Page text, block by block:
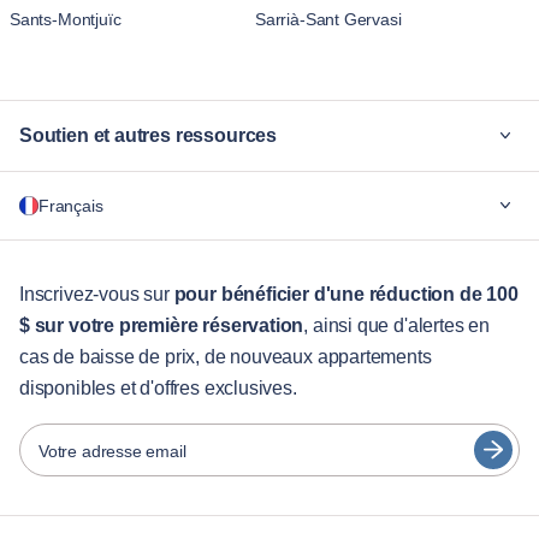
Sants-Montjuïc
Sarrià-Sant Gervasi
Soutien et autres ressources
Pour les entreprises
Services aux visiteurs
Guides des villes
Partenaires
Opérateurs de location de meubles
Propriétaires
Partenaires de franchise
Français
English
Português
Español
Français
Türkçe
Inscrivez-vous sur pour bénéficier d'une réduction de 100
$ sur votre première réservation, ainsi que d'alertes en
cas de baisse de prix, de nouveaux appartements
disponibles et d'offres exclusives.
Votre adresse email